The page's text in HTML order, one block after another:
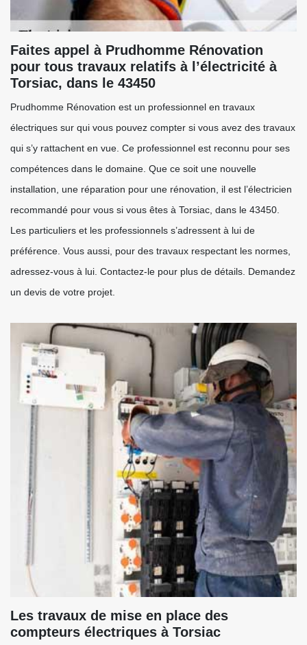
Faites appel à Prudhomme Rénovation
pour tous travaux relatifs à l’électricité à
Torsiac, dans le 43450
Prudhomme Rénovation est un professionnel en travaux
électriques sur qui vous pouvez compter si vous avez des travaux
qui s’y rattachent en vue. Ce professionnel est reconnu pour ses
compétences dans le domaine. Que ce soit une nouvelle
installation, une réparation pour une rénovation, il est l’électricien
recommandé pour vous si vous êtes à Torsiac, dans le 43450.
Les particuliers et les professionnels s’adressent à lui de
préférence. Vous aussi, pour des travaux respectant les normes,
adressez-vous à lui. Contactez-le pour plus de détails. Demandez
un devis de votre projet.
Les travaux de mise en place des
compteurs électriques à Torsiac